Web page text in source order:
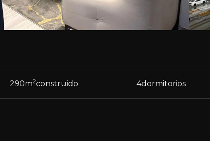
290m2construido 4dormitorios